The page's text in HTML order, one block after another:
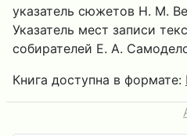
указатель сюжетов Н. М.
Указатель мест записи
собирателей Е. А.
Книга доступна в формате: